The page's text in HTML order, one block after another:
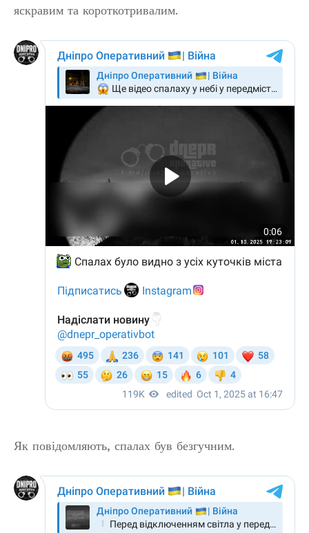
яскравим та короткотривалим.
Як повідомляють, спалах був безгучним.